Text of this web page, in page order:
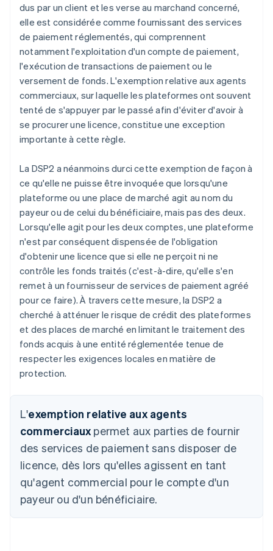
dus par un client et les verse au marchand concerné,
elle est considérée comme fournissant des services
de paiement réglementés, qui comprennent
notamment l'exploitation d'un compte de paiement,
l'exécution de transactions de paiement ou le
versement de fonds. L'exemption relative aux agents
commerciaux, sur laquelle les plateformes ont souvent
tenté de s'appuyer par le passé afin d'éviter d'avoir à
se procurer une licence, constitue une exception
importante à cette règle.
La DSP2 a néanmoins durci cette exemption de façon à
ce qu'elle ne puisse être invoquée que lorsqu'une
plateforme ou une place de marché agit au nom du
payeur ou de celui du bénéficiaire, mais pas des deux.
Lorsqu'elle agit pour les deux comptes, une plateforme
n'est par conséquent dispensée de l'obligation
d'obtenir une licence que si elle ne perçoit ni ne
contrôle les fonds traités (c'est-à-dire, qu'elle s'en
remet à un fournisseur de services de paiement agréé
pour ce faire). À travers cette mesure, la DSP2 a
cherché à atténuer le risque de crédit des plateformes
et des places de marché en limitant le traitement des
fonds acquis à une entité réglementée tenue de
respecter les exigences locales en matière de
protection.
L'exemption relative aux agents
commerciaux permet aux parties de fournir
des services de paiement sans disposer de
licence, dès lors qu'elles agissent en tant
qu'agent commercial pour le compte d'un
payeur ou d'un bénéficiaire.